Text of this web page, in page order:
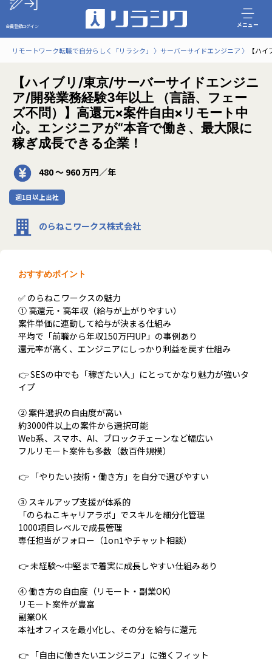
会員登録ログイン メニュー
リモートワーク転職で自分らしく「リラシク」 サーバーサイドエンジニア 【ハ
【ハイブリ/東京/サーバーサイドエンジニ
ア/開発業務経験3年以上 （言語、フェー
ズ不問）】高還元×案件自由×リモート中
心。エンジニアが“本音で働き、最大限に
稼ぎ成長できる企業！
480 〜 960 万円／年
週1日以上出社
のらねこワークス株式会社
おすすめポイント
✅ のらねこワークスの魅力
① 高還元・高年収（給与が上がりやすい）
案件単価に連動して給与が決まる仕組み
平均で「前職から年収150万円UP」の事例あり
還元率が高く、エンジニアにしっかり利益を戻す仕組み
👉 SESの中でも「稼ぎたい人」にとってかなり魅力が強いタ
イプ
② 案件選択の自由度が高い
約3000件以上の案件から選択可能
Web系、スマホ、AI、ブロックチェーンなど幅広い
フルリモート案件も多数（数百件規模）
👉 「やりたい技術・働き方」を自分で選びやすい
③ スキルアップ支援が体系的
「のらねこキャリアラボ」でスキルを細分化管理
1000項目レベルで成長管理
専任担当がフォロー（1on1やチャット相談）
👉 未経験〜中堅まで着実に成長しやすい仕組みあり
④ 働き方の自由度（リモート・副業OK）
リモート案件が豊富
副業OK
本社オフィスを最小化し、その分を給与に還元
👉 「自由に働きたいエンジニア」に強くフィット